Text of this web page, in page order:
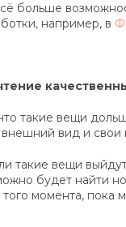
больше
например, в
такие вещи
вид и свои
такие вещи
будет найти
того момента, пока